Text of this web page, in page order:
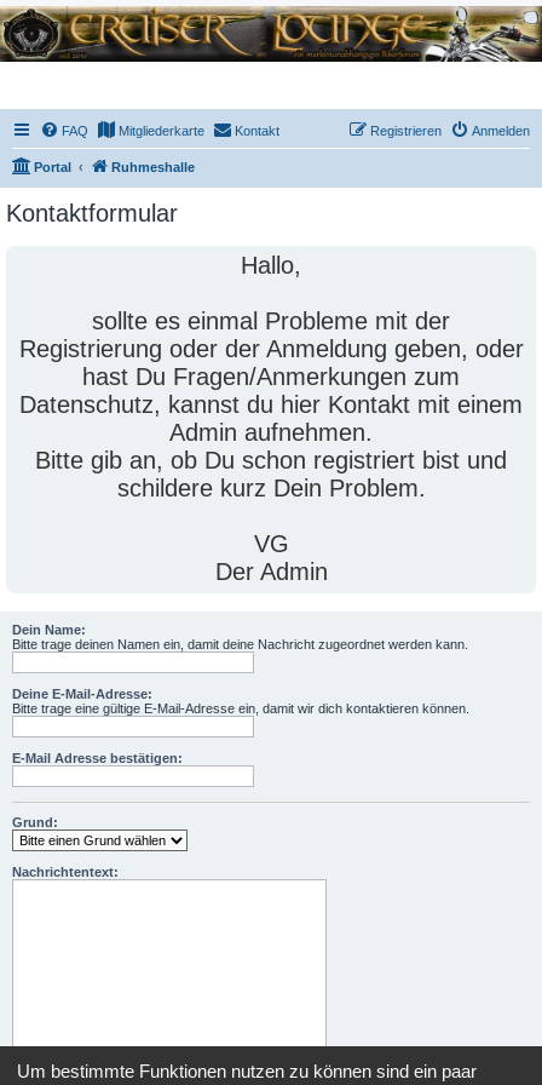
FAQ Mitgliederkarte Kontakt Anmelden
Registrieren
Portal Ruhmeshalle
Kontaktformular
Hallo,
sollte es einmal Probleme mit der
Registrierung oder der Anmeldung geben, oder
hast Du Fragen/Anmerkungen zum
Datenschutz, kannst du hier Kontakt mit einem
Admin aufnehmen.
Bitte gib an, ob Du schon registriert bist und
schildere kurz Dein Problem.
VG
Der Admin
Dein Name:
Bitte trage deinen Namen ein, damit deine Nachricht zugeordnet werden kann.
Deine E-Mail-Adresse:
Bitte trage eine gültige E-Mail-Adresse ein, damit wir dich kontaktieren können.
E-Mail Adresse bestätigen:
Grund:
Nachrichtentext:
Um bestimmte Funktionen nutzen zu können sind ein paar